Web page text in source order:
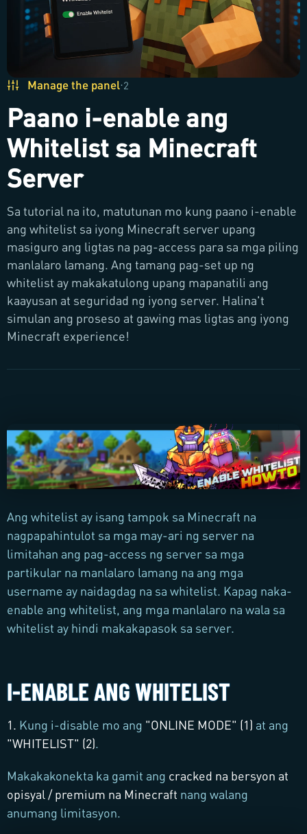
Manage the panel·2
Paano i-enable ang
Whitelist sa Minecraft
Server
Sa tutorial na ito, matutunan mo kung paano i-enable
ang whitelist sa iyong Minecraft server upang
masiguro ang ligtas na pag-access para sa mga piling
manlalaro lamang. Ang tamang pag-set up ng
whitelist ay makakatulong upang mapanatili ang
kaayusan at seguridad ng iyong server. Halina't
simulan ang proseso at gawing mas ligtas ang iyong
Minecraft experience!
Ang whitelist ay isang tampok sa Minecraft na
nagpapahintulot sa mga may-ari ng server na
limitahan ang pag-access ng server sa mga
partikular na manlalaro lamang na ang mga
username ay naidagdag na sa whitelist. Kapag naka-
enable ang whitelist, ang mga manlalaro na wala sa
whitelist ay hindi makakapasok sa server.
I-ENABLE ANG WHITELIST
1. Kung i-disable mo ang "ONLINE MODE" (1) at ang
"WHITELIST" (2).
Makakakonekta ka gamit ang cracked na bersyon at
opisyal / premium na Minecraft nang walang
anumang limitasyon.